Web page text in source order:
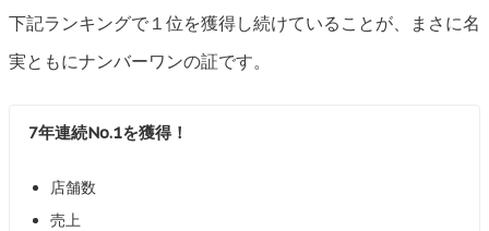
下記ランキングで１位を獲得し続けていることが、まさに名
実ともにナンバーワンの証です。
7年連続No.1を獲得！
店舗数
売上